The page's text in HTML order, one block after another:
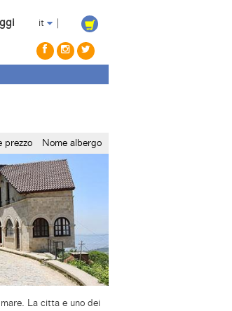
it |
prezzo Nome albergo
La citta e uno dei